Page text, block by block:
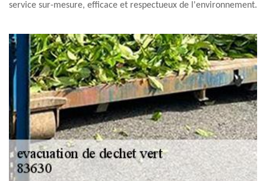
service sur-mesure, efficace et respectueux de l'environnement.